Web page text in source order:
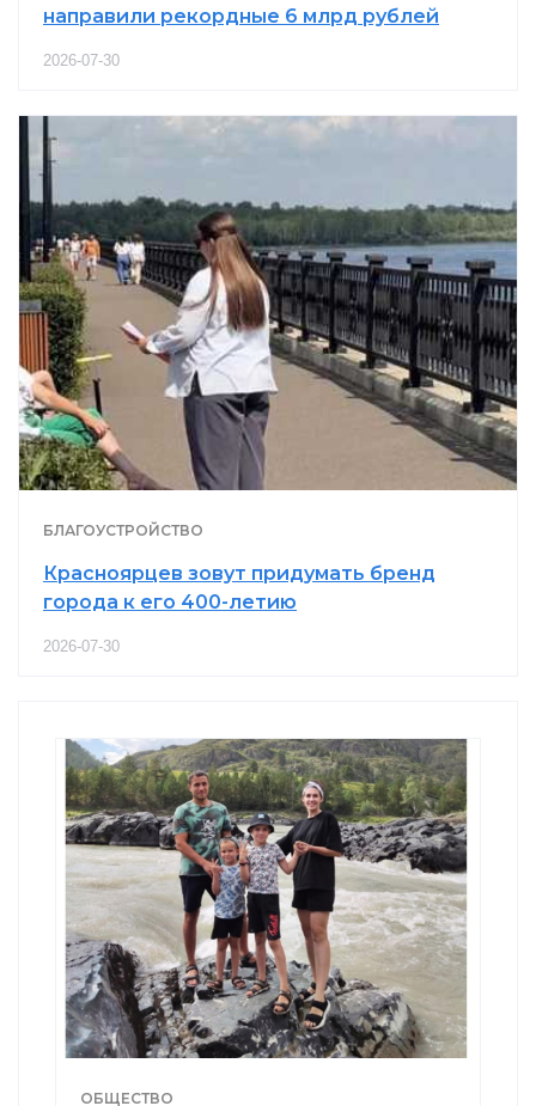
направили рекордные 6 млрд рублей
2026-07-30
БЛАГОУСТРОЙСТВО
Красноярцев зовут придумать бренд
города к его 400-летию
2026-07-30
ОБЩЕСТВО